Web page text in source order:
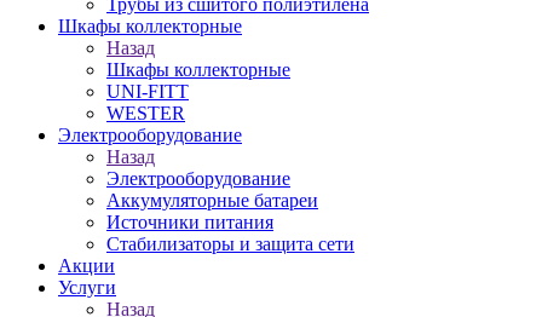
Трубы из сшитого полиэтилена
Шкафы коллекторные
Назад
Шкафы коллекторные
UNI-FITT
WESTER
Электрооборудование
Назад
Электрооборудование
Аккумуляторные батареи
Источники питания
Стабилизаторы и защита сети
Акции
Услуги
Назад